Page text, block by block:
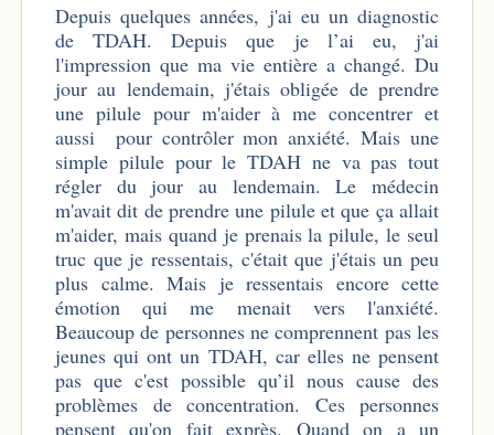
Depuis quelques années, j'ai eu un diagnostic
de TDAH. Depuis que je l’ai eu, j'ai
l'impression que ma vie entière a changé. Du
jour au lendemain, j'étais obligée de prendre
une pilule pour m'aider à me concentrer et
aussi pour contrôler mon anxiété. Mais une
simple pilule pour le TDAH ne va pas tout
régler du jour au lendemain. Le médecin
m'avait dit de prendre une pilule et que ça allait
m'aider, mais quand je prenais la pilule, le seul
truc que je ressentais, c'était que j'étais un peu
plus calme. Mais je ressentais encore cette
émotion qui me menait vers l'anxiété.
Beaucoup de personnes ne comprennent pas les
jeunes qui ont un TDAH, car elles ne pensent
pas que c'est possible qu’il nous cause des
problèmes de concentration. Ces personnes
pensent qu'on fait exprès. Quand on a un